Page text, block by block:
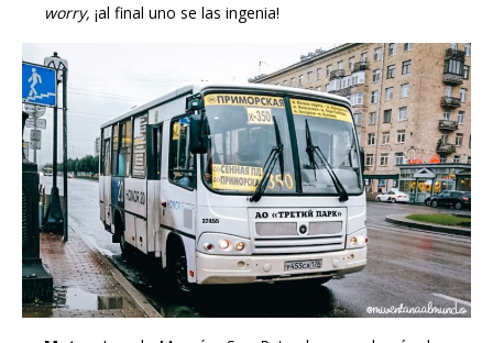
worry, ¡al final uno se las ingenia!